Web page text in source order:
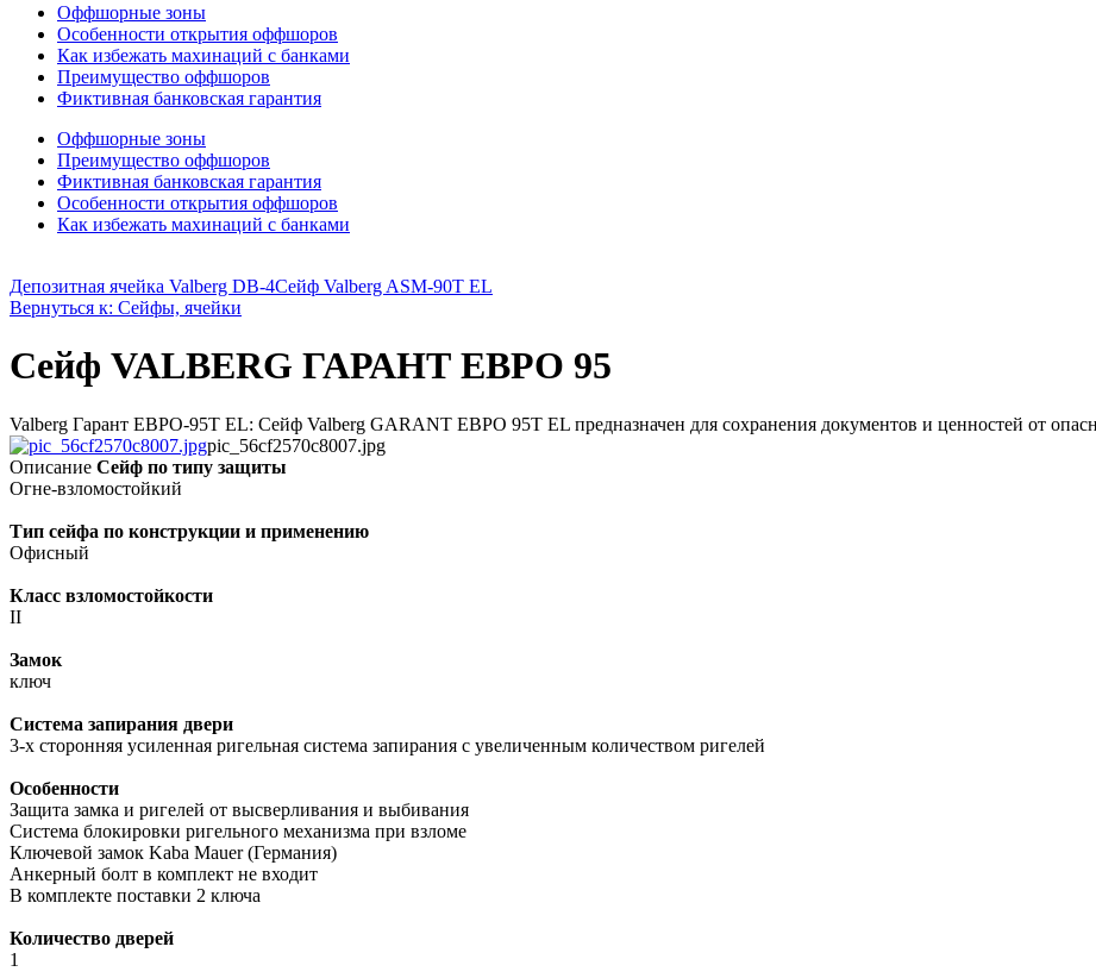
Оффшорные зоны
Особенности открытия оффшоров
Как избежать махинаций с банками
Преимущество оффшоров
Фиктивная банковская гарантия
Оффшорные зоны
Преимущество оффшоров
Фиктивная банковская гарантия
Особенности открытия оффшоров
Как избежать махинаций с банками
Депозитная ячейка Valberg DB-4Сейф Valberg ASM-90T EL
Вернуться к: Сейфы, ячейки
Сейф VALBERG ГАРАНТ ЕВРО 95
Valberg Гарант ЕВРО-95T EL: Сейф Valberg GARANT ЕВРО 95T EL предназначен для сохранения документов и ценностей от
pic_56cf2570c8007.jpg
Описание Сейф по типу защиты
Огне-взломостойкий
Тип сейфа по конструкции и применению
Офисный
Класс взломостойкости
II
Замок
ключ
Система запирания двери
3-х сторонняя усиленная ригельная система запирания с увеличенным количеством ригелей
Особенности
Защита замка и ригелей от высверливания и выбивания
Cистема блокировки ригельного механизма при взломе
Ключевой замок Kaba Mauer (Германия)
Анкерный болт в комплект не входит
В комплекте поставки 2 ключа
Количество дверей
1